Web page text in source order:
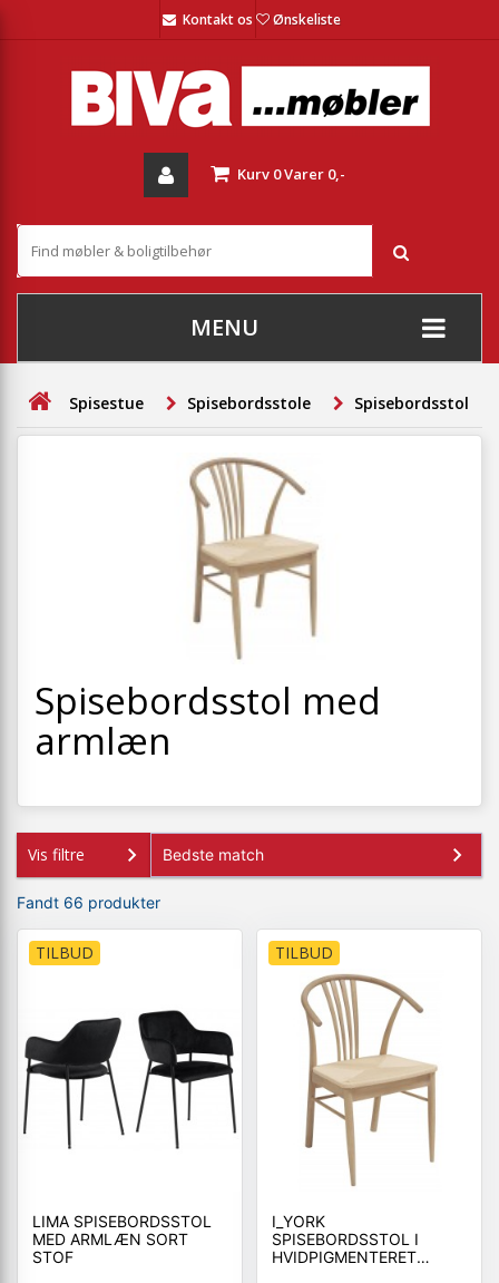
Kontakt os Ønskeliste
Kurv 0Varer 0,-
MENU
+
STUE
TÆPPER
LAMPER
SPAR PENGE PÅ UDVALGTE VARER
Spisestue Spisebordsstole Spisebordsstol
Spisebordsstol med
armlæn
Vis filtre
Fandt 66 produkter
TILBUD
LIMA SPISEBORDSSTOL
MED ARMLÆN SORT
STOF
TILBUD
I_YORK
SPISEBORDSSTOL I
HVIDPIGMENTERET